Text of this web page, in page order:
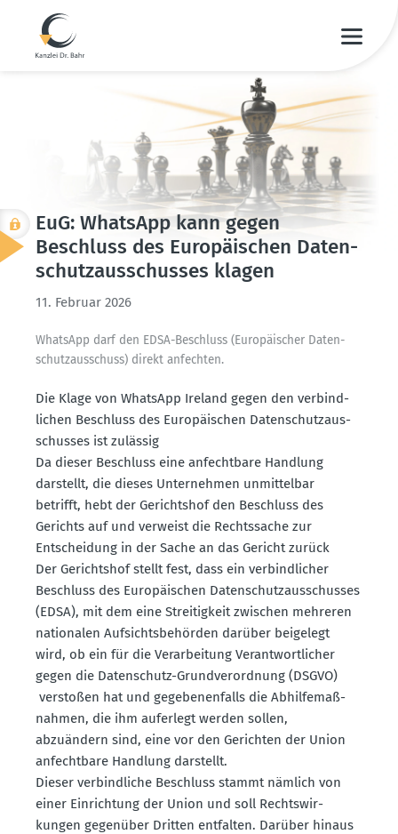
EuG: WhatsApp kann gegen
Beschluss des Europäi­schen Daten­
schutz­aus­schusses klagen
11. Februar 2026
WhatsApp darf den EDSA-Beschluss (Europäi­scher Daten­
schutz­aus­schuss) direkt anfechten.
Die Klage von WhatsApp Ireland gegen den verbind­
lichen Beschluss des Europäi­schen Daten­schutz­aus­
schusses ist zulässig
Da dieser Beschluss eine anfechtbare Handlung
darstellt, die dieses Unter­nehmen unmit­telbar
betrifft, hebt der Gerichtshof den Beschluss des
Gerichts auf und verweist die Rechts­sache zur
Entscheidung in der Sache an das Gericht zurück
Der Gerichtshof stellt fest, dass ein verbind­licher
Beschluss des Europäi­schen Daten­schutz­aus­schusses
(EDSA), mit dem eine Strei­tigkeit zwischen mehreren
natio­nalen Aufsichts­be­hörden darüber beigelegt
wird, ob ein für die Verar­beitung Verant­wort­licher
gegen die Daten­schutz-Grund­ver­ordnung (DSGVO)
verstoßen hat und gegebe­nen­falls die Abhil­fe­maß­
nahmen, die ihm auferlegt werden sollen,
abzuändern sind, eine vor den Gerichten der Union
anfechtbare Handlung darstellt.
Dieser verbind­liche Beschluss stammt nämlich von
einer Einrichtung der Union und soll Rechts­wir­
kungen gegenüber Dritten entfalten. Darüber hinaus